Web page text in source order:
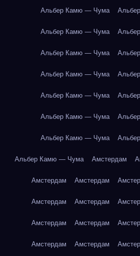
Альбер Камю — Чума
Альбер Камю — Чума
Альбер Камю — Чума
Альбер Камю — Чума
Альбер Камю — Чума
Альбер Камю — Чума
Альбер Камю — Чума
Альбер Камю — Чума Амстердам
Амстердам Амстердам
Амстердам Амстердам
Амстердам Амстердам
Амстердам Амстердам